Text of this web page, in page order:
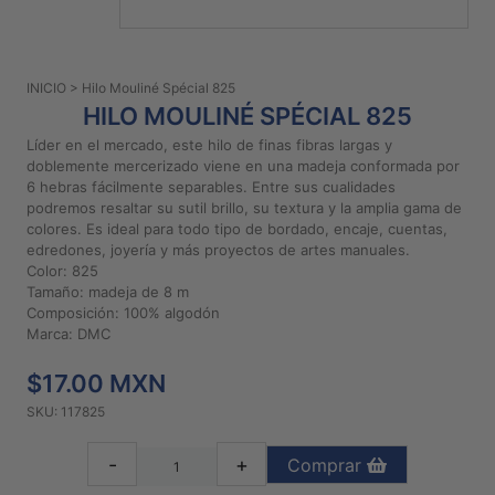
Preguntas
Aviso De
Privacidad
Políticas
Compra
Diseños
INICIO > Hilo Mouliné Spécial 825
HILO MOULINÉ SPÉCIAL 825
Líder en el mercado, este hilo de finas fibras largas y
doblemente mercerizado viene en una madeja conformada por
6 hebras fácilmente separables. Entre sus cualidades
podremos resaltar su sutil brillo, su textura y la amplia gama de
colores. Es ideal para todo tipo de bordado, encaje, cuentas,
edredones, joyería y más proyectos de artes manuales.
Color: 825
Tamaño: madeja de 8 m
Composición: 100% algodón
Marca: DMC
$17.00 MXN
SKU: 117825
- + Comprar